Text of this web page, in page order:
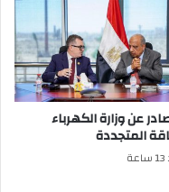
عن وزارة الكهرباء
المتجددة